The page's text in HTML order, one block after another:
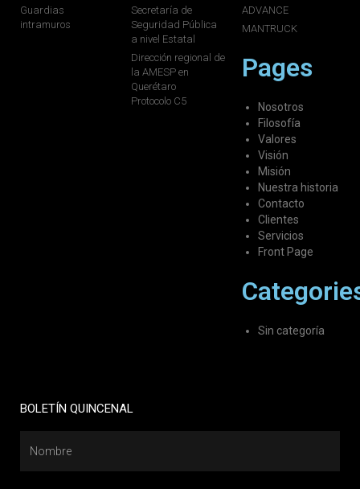
Guardias
intramuros
Secretaría de
Seguridad Pública
a nivel Estatal
Dirección regional de
la AMESP en
Querétaro
Protocolo C5
ADVANCE
MANTRUCK
Pages
Nosotros
Filosofía
Valores
Visión
Misión
Nuestra historia
Contacto
Clientes
Servicios
Front Page
Sin categoría
BOLETÍN QUINCENAL